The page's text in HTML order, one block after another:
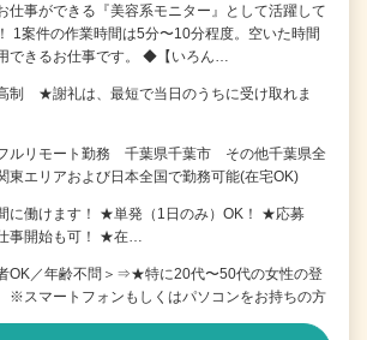
仕事ができる『美容系モニター』として活躍して
1案件の作業時間は5分〜10分程度。空いた時間
できるお仕事です。 ◆【いろん…
制 ★謝礼は、最短で当日のうちに受け取れま
ルリモート勤務 千葉県千葉市 その他千葉県全
東エリアおよび日本全国で勤務可能(在宅OK)
に働けます！ ★単発（1日のみ）OK！ ★応募
事開始も可！ ★在…
OK／年齢不問＞⇒★特に20代〜50代の女性の登
スマートフォンもしくはパソコンをお持ちの方